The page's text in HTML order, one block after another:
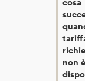
cosa
non è